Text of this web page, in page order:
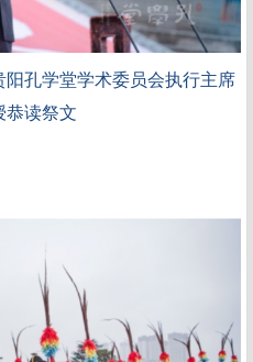
孔学堂学术委员会执行主席
恭读祭文